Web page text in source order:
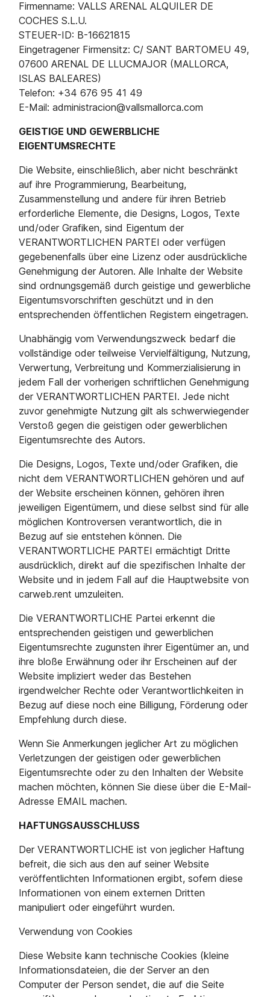
Firmenname: VALLS ARENAL ALQUILER DE
COCHES S.L.U.
STEUER-ID: B-16621815
Eingetragener Firmensitz: C/ SANT BARTOMEU 49,
07600 ARENAL DE LLUCMAJOR (MALLORCA,
ISLAS BALEARES)
Telefon: +34 676 95 41 49
E-Mail: administracion@vallsmallorca.com
GEISTIGE UND GEWERBLICHE
EIGENTUMSRECHTE
Die Website, einschließlich, aber nicht beschränkt
auf ihre Programmierung, Bearbeitung,
Zusammenstellung und andere für ihren Betrieb
erforderliche Elemente, die Designs, Logos, Texte
und/oder Grafiken, sind Eigentum der
VERANTWORTLICHEN PARTEI oder verfügen
gegebenenfalls über eine Lizenz oder ausdrückliche
Genehmigung der Autoren. Alle Inhalte der Website
sind ordnungsgemäß durch geistige und gewerbliche
Eigentumsvorschriften geschützt und in den
entsprechenden öffentlichen Registern eingetragen.
Unabhängig vom Verwendungszweck bedarf die
vollständige oder teilweise Vervielfältigung, Nutzung,
Verwertung, Verbreitung und Kommerzialisierung in
jedem Fall der vorherigen schriftlichen Genehmigung
der VERANTWORTLICHEN PARTEI. Jede nicht
zuvor genehmigte Nutzung gilt als schwerwiegender
Verstoß gegen die geistigen oder gewerblichen
Eigentumsrechte des Autors.
Die Designs, Logos, Texte und/oder Grafiken, die
nicht dem VERANTWORTLICHEN gehören und auf
der Website erscheinen können, gehören ihren
jeweiligen Eigentümern, und diese selbst sind für alle
möglichen Kontroversen verantwortlich, die in
Bezug auf sie entstehen können. Die
VERANTWORTLICHE PARTEI ermächtigt Dritte
ausdrücklich, direkt auf die spezifischen Inhalte der
Website und in jedem Fall auf die Hauptwebsite von
carweb.rent umzuleiten.
Die VERANTWORTLICHE Partei erkennt die
entsprechenden geistigen und gewerblichen
Eigentumsrechte zugunsten ihrer Eigentümer an, und
ihre bloße Erwähnung oder ihr Erscheinen auf der
Website impliziert weder das Bestehen
irgendwelcher Rechte oder Verantwortlichkeiten in
Bezug auf diese noch eine Billigung, Förderung oder
Empfehlung durch diese.
Wenn Sie Anmerkungen jeglicher Art zu möglichen
Verletzungen der geistigen oder gewerblichen
Eigentumsrechte oder zu den Inhalten der Website
machen möchten, können Sie diese über die E-Mail-
Adresse EMAIL machen.
HAFTUNGSAUSSCHLUSS
Der VERANTWORTLICHE ist von jeglicher Haftung
befreit, die sich aus den auf seiner Website
veröffentlichten Informationen ergibt, sofern diese
Informationen von einem externen Dritten
manipuliert oder eingeführt wurden.
Verwendung von Cookies
Diese Website kann technische Cookies (kleine
Informationsdateien, die der Server an den
Computer der Person sendet, die auf die Seite